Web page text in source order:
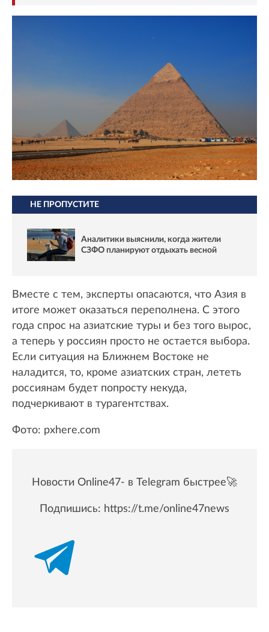
НЕ ПРОПУСТИТЕ
Аналитики выяснили, когда жители
СЗФО планируют отдыхать весной
Вместе с тем, эксперты опасаются, что Азия в
итоге может оказаться переполнена. С этого
года спрос на азиатские туры и без того вырос,
а теперь у россиян просто не остается выбора.
Если ситуация на Ближнем Востоке не
наладится, то, кроме азиатских стран, лететь
россиянам будет попросту некуда,
подчеркивают в турагентствах.
Фото: pxhere.com
Новости Online47- в Telegram быстрее🚀
Подпишись: https://t.me/online47news